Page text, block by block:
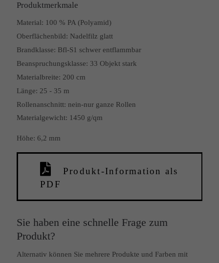
Produktmerkmale
Material: 100 % PA (Polyamid)
Oberflächenbild: Nadelfilz glatt
Brandklasse: Bfl-S1 schwer entflammbar
Beanspruchungsklasse: 33 Objekt stark
Materialbreite: 200 cm
Länge: 25 - 35 m
Rollenanschnitt: nein-nur ganze Rollen
Materialgewicht: 1450 g/qm
Höhe: 6,2 mm
Produkt-Information als
PDF
Sie haben eine schnelle Frage zum
Produkt?
Alternativ können Sie mehrere Produkte und Farben mit